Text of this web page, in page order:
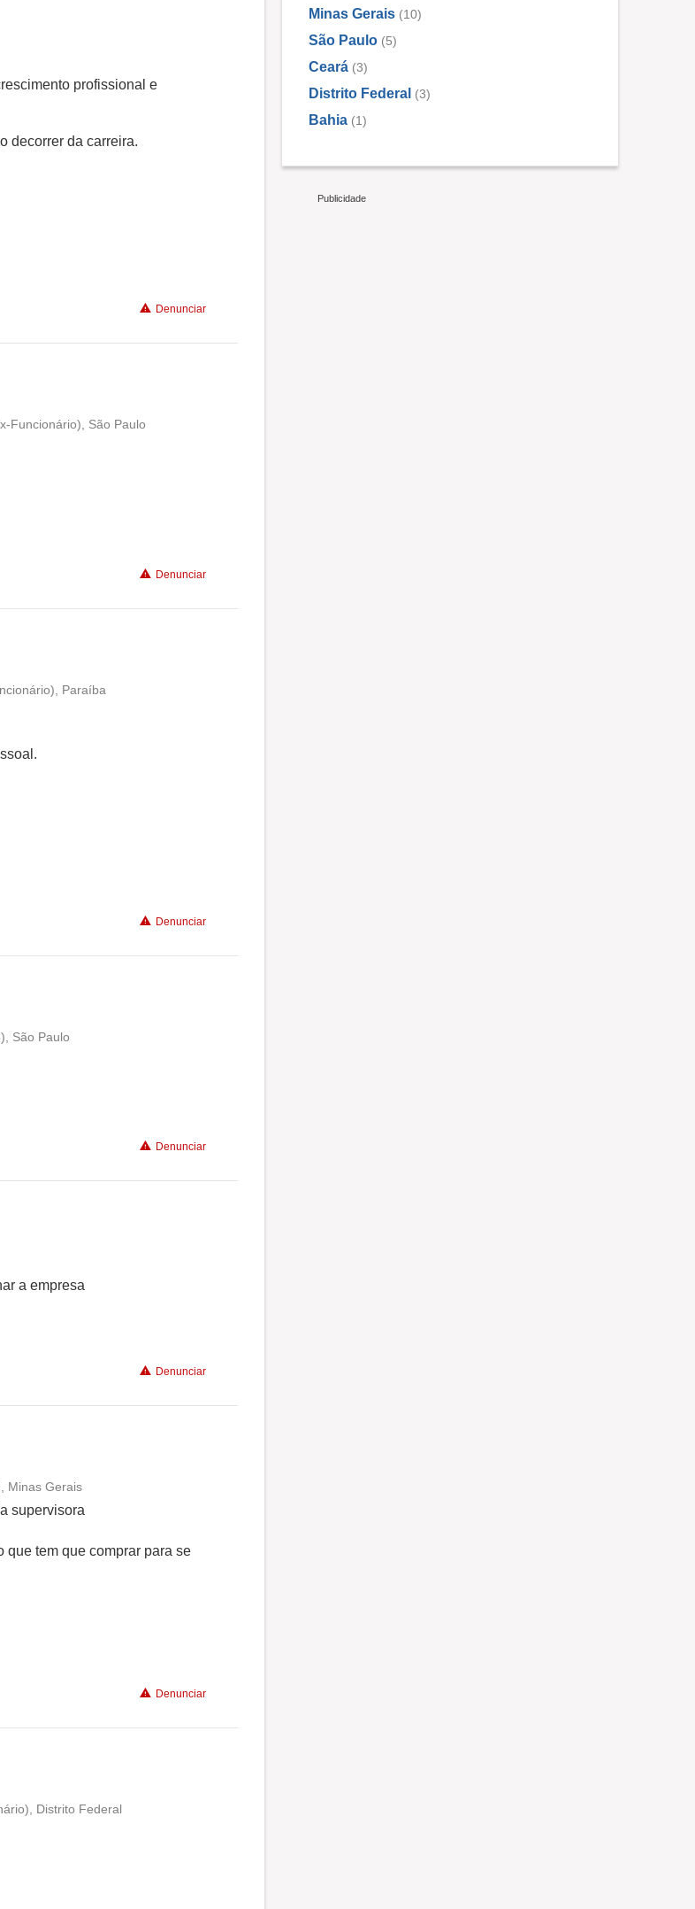
vida familiarprofissional e
decorrer da carreira.
Denunciar
Funcionário), São Paulo
Denunciar
vida familiar
Paraíba
Denunciar
vida familiar
São Paulo
Denunciar
vida familiar
a empresa
Denunciar
vida familiar
a diretoria
Minas Gerais
supervisora
que tem que comprar para se
Denunciar
vida familiar
Distrito Federal
Minas Gerais (10)
São Paulo (5)
Ceará (3)
Distrito Federal (3)
Bahia (1)